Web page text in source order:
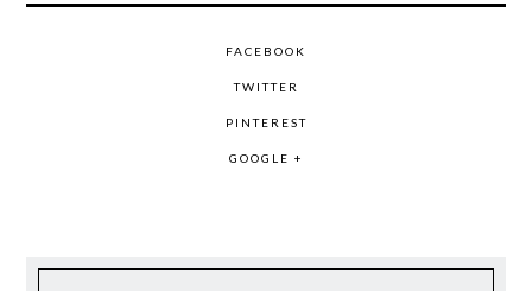
FACEBOOK
TWITTER
PINTEREST
GOOGLE +